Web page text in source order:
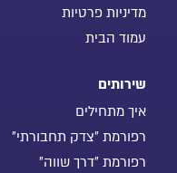
מדיניות פרטיות
עמוד הבית
שירותים
איך מתחילים
רפורמת "צדק תחבורתי"
רפורמת "דרך שווה"